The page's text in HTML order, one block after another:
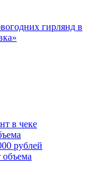
гирлянд в
в чеке
рублей